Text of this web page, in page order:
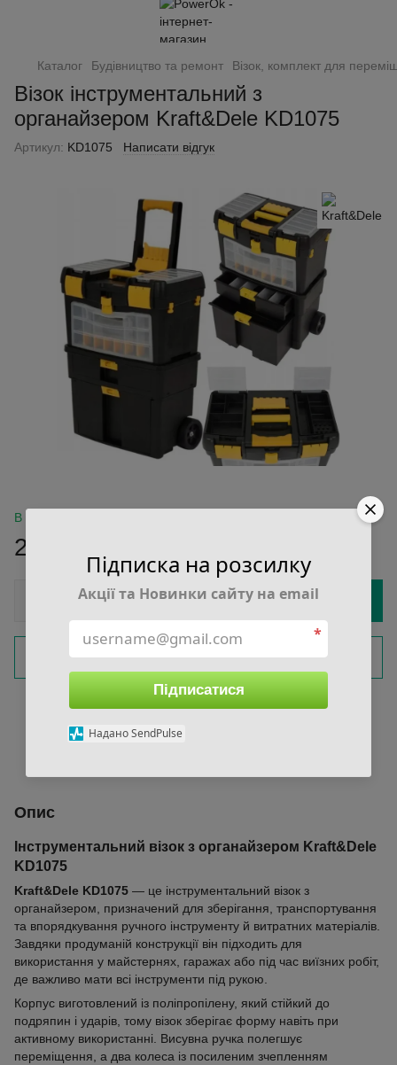
Каталог Будівництво та ремонт Візок, комплект для
Візок інструментальний з
органайзером Kraft&Dele KD1075
Артикул: KD1075 Написати відгук
В наявності
2 500 грн
Купити
Замовити швидко
для відображення накопичувальної знижки
Опис
Інструментальний візок з органайзером Kraft&Dele
KD1075
Kraft&Dele KD1075 — це інструментальний візок з
органайзером, призначений для зберігання, транспортування
та впорядкування ручного інструменту й витратних матеріалів.
Завдяки продуманій конструкції він підходить для
використання у майстернях, гаражах або під час виїзних робіт,
де важливо мати всі інструменти під рукою.
Корпус виготовлений із поліпропілену, який стійкий до
подряпин і ударів, тому візок зберігає форму навіть при
активному використанні. Висувна ручка полегшує
переміщення, а два колеса із посиленим зчепленням
Підписка на розсилку
Акції та Новинки сайту на email
*
Підписатися
Надано SendPulse